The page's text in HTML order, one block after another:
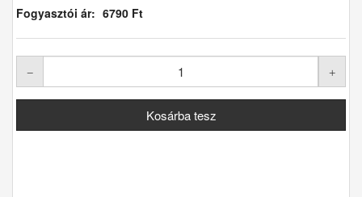
Fogyasztói ár: 6790 Ft